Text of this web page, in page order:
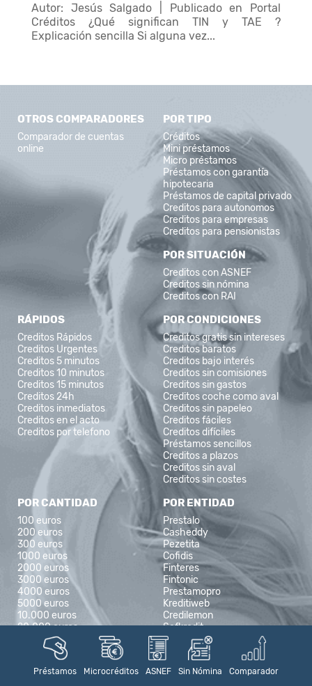
Préstamos Microcréditos ASNEF Sin Nómina Comparador
Autor: Jesús Salgado | Publicado en Portal
Créditos ¿Qué significan TIN y TAE ?
Explicación sencilla Si alguna vez...
OTROS COMPARADORES
Comparador de cuentas
online
POR TIPO
Créditos
Mini préstamos
Micro préstamos
Préstamos con garantía
hipotecaria
Préstamos de capital privado
Creditos para autonomos
Creditos para empresas
Creditos para pensionistas
POR SITUACIÓN
Creditos con ASNEF
Creditos sin nómina
Creditos con RAI
RÁPIDOS
Creditos Rápidos
Creditos Urgentes
Creditos 5 minutos
Creditos 10 minutos
Creditos 15 minutos
Creditos 24h
Creditos inmediatos
Creditos en el acto
Creditos por telefono
POR CONDICIONES
Creditos gratis sin intereses
Creditos baratos
Creditos bajo interés
Creditos sin comisiones
Creditos sin gastos
Creditos coche como aval
Creditos sin papeleo
Creditos fáciles
Creditos difíciles
Préstamos sencillos
Creditos a plazos
Creditos sin aval
Creditos sin costes
POR CANTIDAD
100 euros
200 euros
300 euros
1000 euros
2000 euros
3000 euros
4000 euros
5000 euros
10.000 euros
20.000 euros
POR ENTIDAD
Prestalo
Casheddy
Pezetita
Cofidis
Finteres
Fintonic
Prestamopro
Kreditiweb
Credilemon
Sofkredit
Moneyman
Fidinda
Credy
Vivus